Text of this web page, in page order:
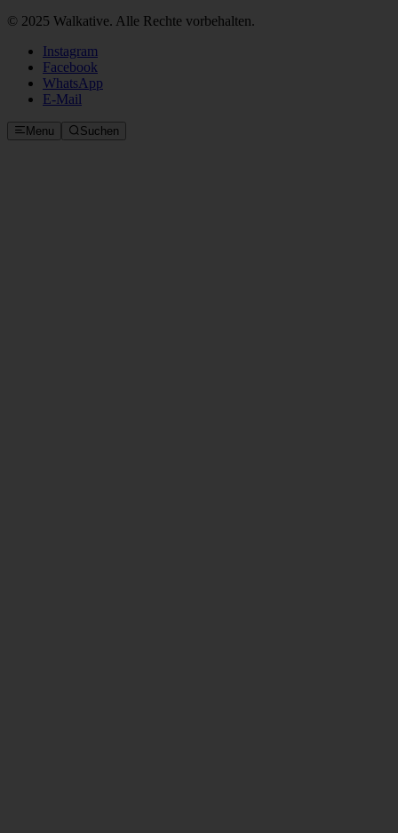
© 2025 Walkative. Alle Rechte vorbehalten.
Instagram
Facebook
WhatsApp
E‑Mail
Menu Suchen